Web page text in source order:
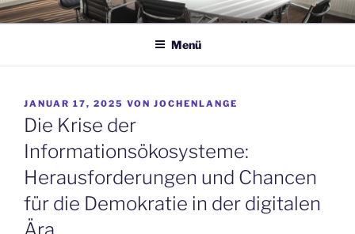
Zum
InhaltJOCHEN LANGE
KOMMUNIKATION
Menü
VERÖFFENTLICHT
AM
JANUAR 17, 2025 VON JOCHENLANGE
Die Krise der
Informationsökosysteme:
Herausforderungen und Chancen
für die Demokratie in der digitalen